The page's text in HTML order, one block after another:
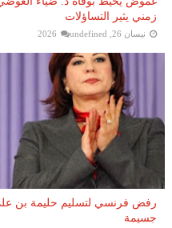
زمني يثير التساؤلات
نيسان 26, 2026 undefined
رفض فرنسي لتسليم حليمة بن
جسيمة